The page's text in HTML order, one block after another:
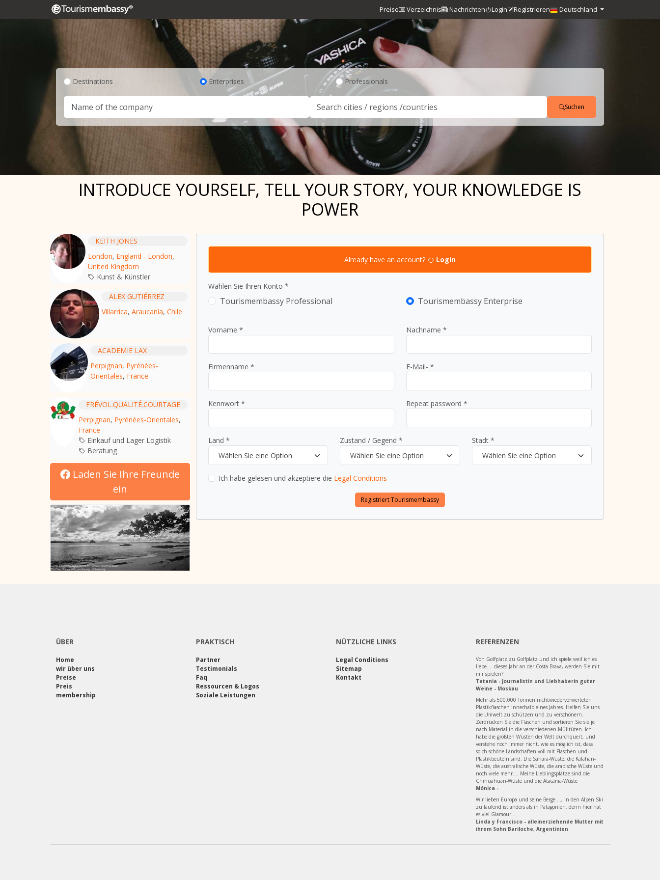
Preise Verzeichnis Nachrichten Login Registrieren Deutschland
Destinations Enterprises Professionals
Suchen
INTRODUCE YOURSELF, TELL YOUR STORY, YOUR KNOWLEDGE IS
POWER
KEITH JONES
London, England - London,
United Kingdom
Kunst & Künstler
ALEX GUTIÉRREZ
Villarrica, Araucanía, Chile
ACADEMIE LAX
Perpignan, Pyrénées-
Orientales, France
FRÉVOL.QUALITÉ.COURTAGE
Perpignan, Pyrénées-Orientales,
France
Einkauf und Lager Logistik
Beratung
Laden Sie Ihre Freunde
ein
Already have an account? Login
Wählen Sie Ihren Konto *
Tourismembassy Professional Tourismembassy Enterprise
Vorname * Nachname *
Firmenname * E-Mail- *
Kennwort * Repeat password *
Land *
Wählen Sie eine Option
Zustand / Gegend *
Wählen Sie eine Option
Stadt *
Wählen Sie eine Option
Ich habe gelesen und akzeptiere die Legal Conditions
ÜBER
Home
wir über uns
Preise
Preis
membership
PRAKTISCH
Partner
Testimonials
Faq
Ressourcen & Logos
Soziale Leistungen
NÜTZLICHE LINKS
Legal Conditions
Sitemap
Kontakt
REFERENZEN
Von Golfplatz zu Golfplatz und ich spiele weil ich es
liebe.... dieses Jahr an der Costa Brava, werden Sie mit
mir spielen?
Tatania - Journalistin und Liebhaberin guter
Weine - Moskau
Mehr als 500,000 Tonnen nichtwiederverwerteter
Plastikflaschen innerhalb eines Jahres. Helfen Sie uns
die Umwelt zu schützen und zu verschönern.
Zerdrücken Sie die Flaschen und sortieren Sie sie je
nach Material in die verschiedenen Mülltüten. Ich
habe die größten Wüsten der Welt durchquert, und
verstehe noch immer nicht, wie es möglich ist, dass
solch schöne Landschaften voll mit Flaschen und
Plastikbeuteln sind. Die Sahara-Wüste, die Kalahari-
Wüste, die australische Wüste, die arabische Wüste und
noch viele mehr.... Meine Lieblingsplätze sind die
Chihuahuan-Wüste und die Atacama-Wüste
Mónica -
Wir lieben Europa und seine Berge ..., in den Alpen Ski
zu laufend ist anders als in Patagonien, denn hier hat
es viel Glamour...
Linda y Francisco - alleinerziehende Mutter mit
ihrem Sohn Bariloche, Argentinien